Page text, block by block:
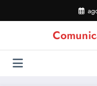
contenido